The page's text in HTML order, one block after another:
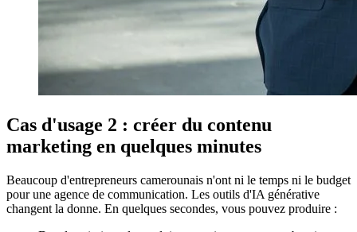
Cas d'usage 2 : créer du contenu
marketing en quelques minutes
Beaucoup d'entrepreneurs camerounais n'ont ni le temps ni le budget
pour une agence de communication. Les outils d'IA générative
changent la donne. En quelques secondes, vous pouvez produire :